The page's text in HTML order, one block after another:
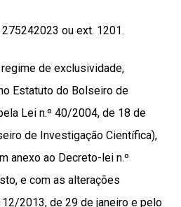
ou ext. 1201.
de exclusividade,
Estatuto do Bolseiro de
Lei n.º 40/2004, de 18 de
de Investigação Científica),
anexo ao Decreto-lei n.º
e com as alterações
2013, de 29 de janeiro e pelo